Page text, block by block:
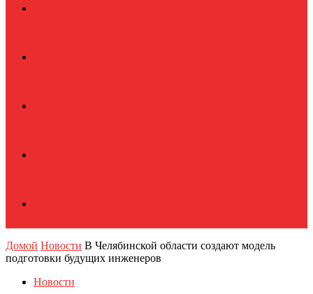
Домой Новости В Челябинской области создают модель
подготовки будущих инженеров
Новости